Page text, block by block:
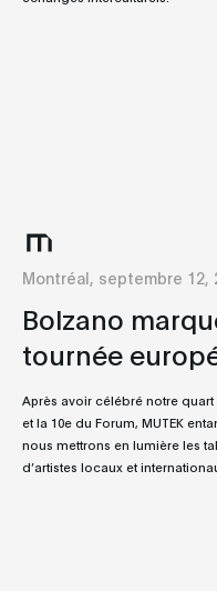
Montréal, septembre 12,
Bolzano
tournée
Après avoir célébré notre
et la 10e du Forum, MUTEK
nous mettrons en lumière les
d’artistes locaux et